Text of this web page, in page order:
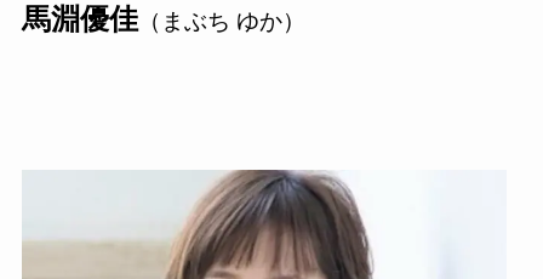
馬淵優佳（まぶち ゆか）